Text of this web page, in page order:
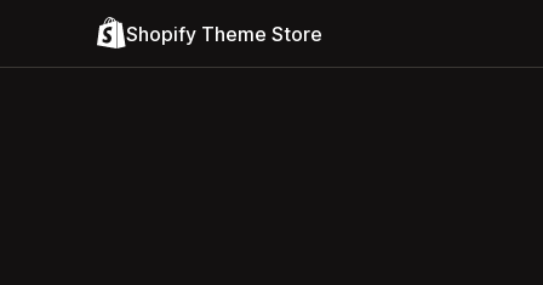
Shopify Theme Store